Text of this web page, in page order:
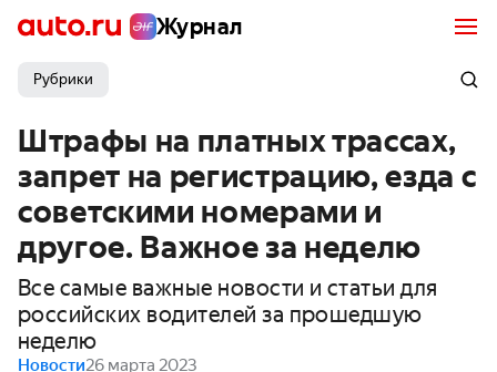
Журнал
Рубрики
Штрафы на платных трассах,
запрет на регистрацию, езда с
советскими номерами и
другое. Важное за неделю
Все самые важные новости и статьи для
российских водителей за прошедшую
неделю
Новости26 марта 2023